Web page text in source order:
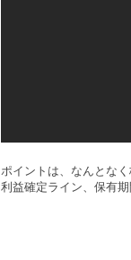
ポイントは、なんとな
利益確定ライン、保有